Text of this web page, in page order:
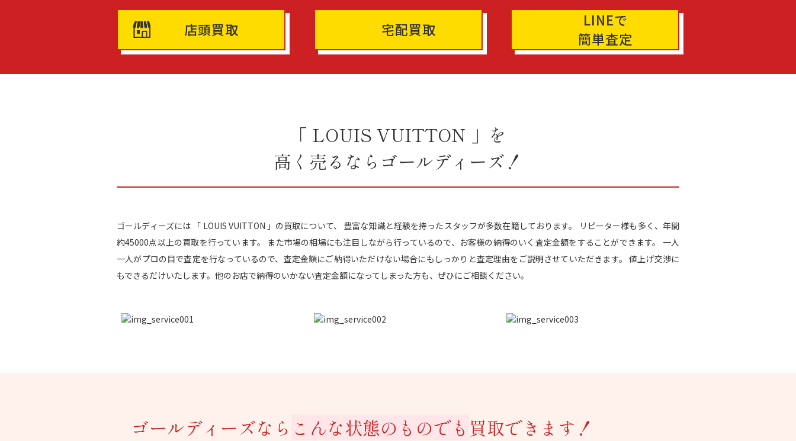
店頭買取 宅配買取
LINEで
簡単査定
「 LOUIS VUITTON 」を
高く売るならゴールディーズ！
ゴールディーズには 「 LOUIS VUITTON 」の買取について、 豊富な知識と経験を持ったスタッフが多数在籍しております。 リピーター様も多く、年間
約45000点以上の買取を行っています。 また市場の相場にも注目しながら行っているので、お客様の納得のいく査定金額をすることができます。 一人
一人がプロの目で査定を行なっているので、査定金額にご納得いただけない場合にもしっかりと査定理由をご説明させていただきます。 値上げ交渉に
もできるだけいたします。他のお店で納得のいかない査定金額になってしまった方も、ぜひにご相談ください。
ゴールディーズなら こんな状態のものでも 買取できます！